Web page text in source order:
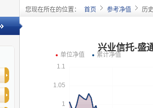
您现在所在的位置： 首页 参考净值 历